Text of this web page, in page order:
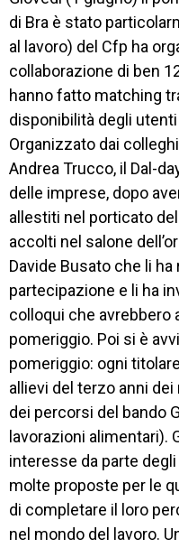
CORSI
NEWS
SETTORI
PROFESSIONALI
SERVIZI
AL
LAVORO
IL
CENTRO
PROGETTO
QUALITÀ
E
EXTRA
CONTATTI
di Bra è stato
al lavoro) del Cfp ha
collaborazione di ben
hanno fatto matching
disponibilità degli
Organizzato dai
Andrea Trucco, il Dal-
delle imprese, dopo
allestiti nel porticato
accolti nel salone
Davide Busato che li ha
partecipazione e li ha
colloqui che avrebbero
pomeriggio. Poi si è
pomeriggio: ogni
allievi del terzo anni
dei percorsi del bando
lavorazioni alimentari).
interesse da parte
molte proposte per le
di completare il loro
nel mondo del lavoro.